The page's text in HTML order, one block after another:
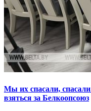
Мы их спасали,
взяться за Белкоопсоюз